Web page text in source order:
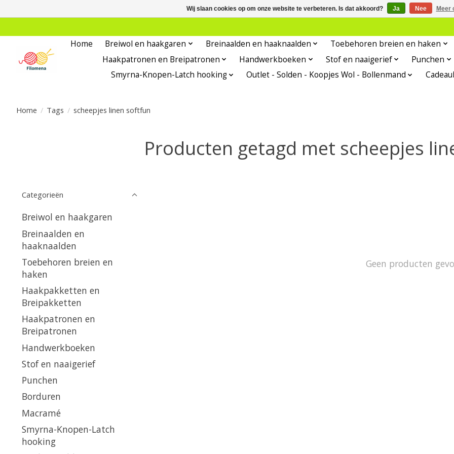
Home Breiwol en haakgaren Breinaalden en haaknaalden Toebehoren breien en haken
Haakpatronen en Breipatronen
Handwerkboeken Stof en naaigerief Punchen
Smyrna-Knopen-Latch hooking
Outlet - Solden - Koopjes Wol - Bollenmand
Home / Tags / scheepjes linen softfun
Producten getagd met scheepjes
Categorieën
Breiwol en haakgaren
Breinaalden en
haaknaalden
Toebehoren breien en
haken
Haakpakketten en
Breipakketten
Haakpatronen en
Breipatronen
Handwerkboeken
Stof en naaigerief
Punchen
Borduren
Macramé
Smyrna-Knopen-Latch
hooking
Geen producten
Wij slaan cookies op om onze website te verbeteren. Is dat akkoord? Ja Nee Meer